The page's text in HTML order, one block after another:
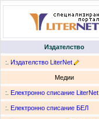
Издателство
:. Издателство LiterNet
Медии
:. Електронно списание LiterNet
:. Електронно списание БЕЛ